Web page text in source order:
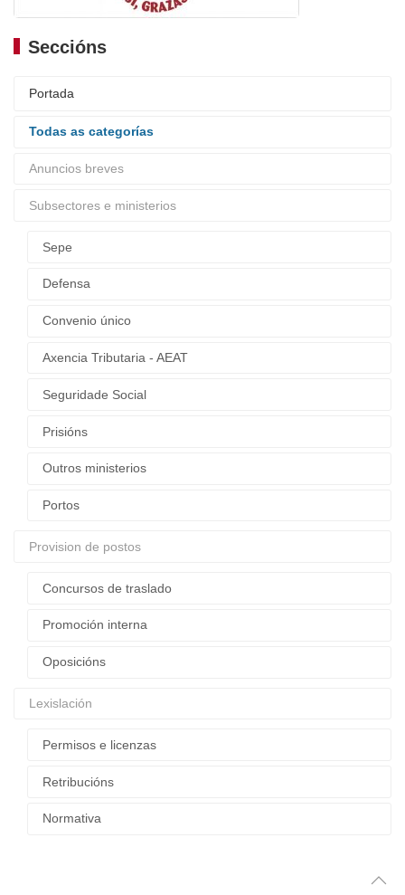
Seccións
Portada
Todas as categorías
Anuncios breves
Subsectores e ministerios
Sepe
Defensa
Convenio único
Axencia Tributaria - AEAT
Seguridade Social
Prisións
Outros ministerios
Portos
Provision de postos
Concursos de traslado
Promoción interna
Oposicións
Lexislación
Permisos e licenzas
Retribucións
Normativa